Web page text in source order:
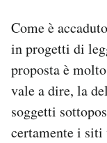
Area
Newsletter
Notifiche
Regala il Post
Esci
Come è
in progetti di
proposta è
vale a dire, la
soggetti
certamente i siti